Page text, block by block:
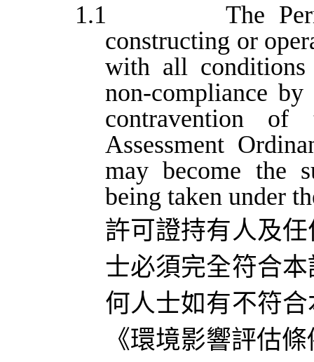
1.1
The
constructing or
with all
non-compliance
contravention of
Assessment
may become the
being taken under
許可證持有人及
士必須完全符合
何人士如有不符
《環境影響評估